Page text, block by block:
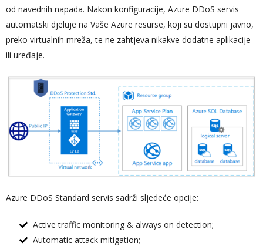
od navednih napada. Nakon konfiguracije, Azure DDoS servis
automatski djeluje na Vaše Azure resurse, koji su dostupni javno,
preko virtualnih mreža, te ne zahtjeva nikakve dodatne aplikacije
ili uređaje.
Azure DDoS Standard servis sadrži sljedeće opcije:
Active traffic monitoring & always on detection;
Automatic attack mitigation;